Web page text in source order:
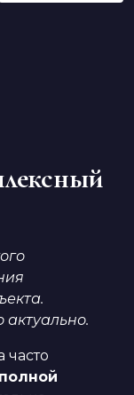
актуально.
часто
полной